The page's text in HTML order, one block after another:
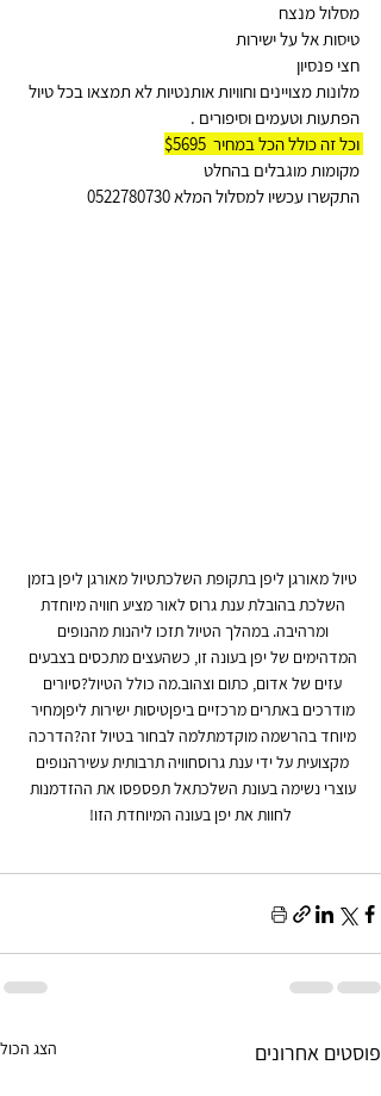
מסלול מנצח
טיסות אל על ישירות
חצי פנסיון
מלונות מצויינים וחוויות אותנטיות לא תמצאו בכל טיול
הפתעות וטעמים וסיפורים .
וכל זה כולל הכל במחיר  $5695
מקומות מוגבלים בהחלט
התקשרו עכשיו למסלול המלא 0522780730
טיול מאורגן ליפן בתקופת השלכתטיול מאורגן ליפן בזמן
השלכת בהובלת ענת גרוס לאור מציע חוויה מיוחדת
ומרהיבה. במהלך הטיול תזכו ליהנות מהנופים
המדהימים של יפן בעונה זו, כשהעצים מתכסים בצבעים
עזים של אדום, כתום וצהוב.מה כולל הטיול?סיורים
מודרכים באתרים מרכזיים ביפןטיסות ישירות ליפןמחיר
מיוחד בהרשמה מוקדמתלמה לבחור בטיול זה?הדרכה
מקצועית על ידי ענת גרוסחוויה תרבותית עשירהנופים
עוצרי נשימה בעונת השלכתאל תפספסו את ההזדמנות
לחוות את יפן בעונה המיוחדת הזו!
פוסטים אחרונים הצג הכול